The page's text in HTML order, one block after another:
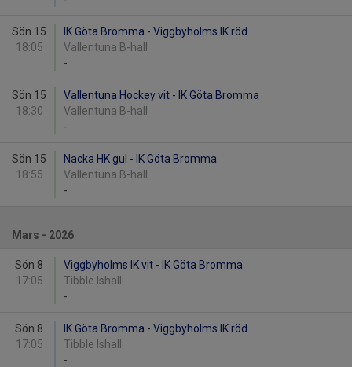
Sön 15
18:05
IK Göta Bromma - Viggbyholms IK röd
Vallentuna B-hall
-
Sön 15
18:30
Vallentuna Hockey vit - IK Göta Bromma
Vallentuna B-hall
-
Sön 15
18:55
Nacka HK gul - IK Göta Bromma
Vallentuna B-hall
-
Mars - 2026
Sön 8
17:05
Viggbyholms IK vit - IK Göta Bromma
Tibble Ishall
-
Sön 8
17:05
IK Göta Bromma - Viggbyholms IK röd
Tibble Ishall
-